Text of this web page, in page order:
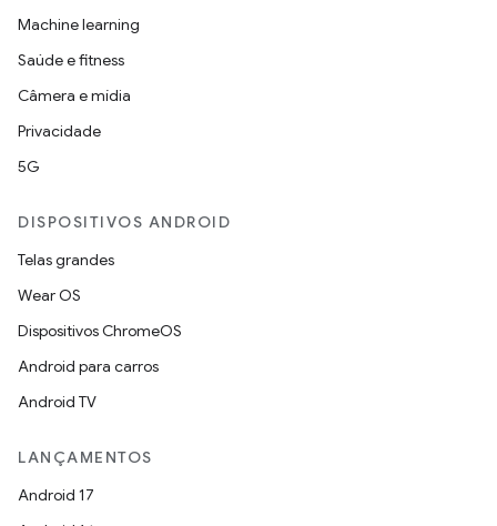
Machine learning
Saúde e fitness
Câmera e mídia
Privacidade
5G
DISPOSITIVOS ANDROID
Telas grandes
Wear OS
Dispositivos ChromeOS
Android para carros
Android TV
LANÇAMENTOS
Android 17